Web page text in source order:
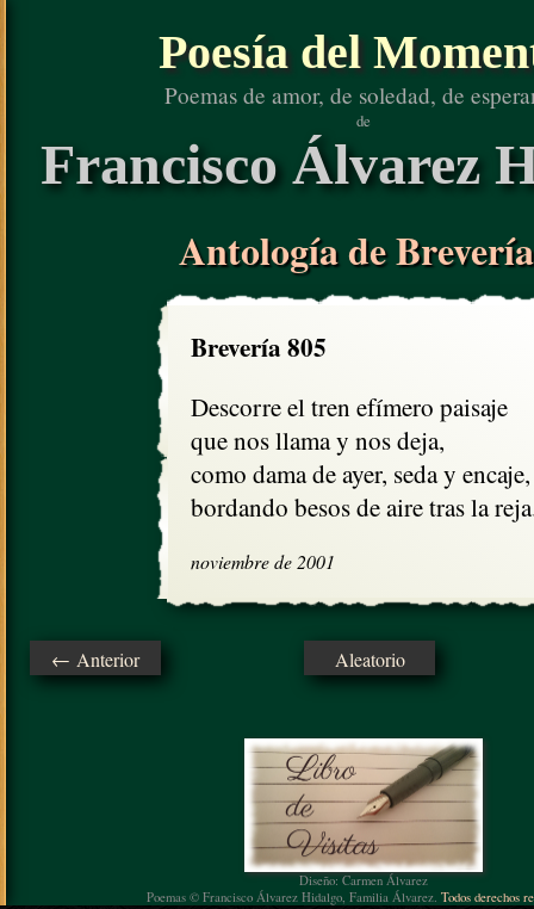
Poesía del
Poemas de amor, de soledad, de
de
Francisco Álvarez
Antología de
Brevería 805
Descorre el tren efímero paisaje
que nos llama y nos deja,
como dama de ayer, seda y encaje,
bordando besos de aire tras la
noviembre de 2001
← Anterior Aleatorio
Diseño: Carmen Álvarez
Poemas © Francisco Álvarez Hidalgo, Familia Álvarez. Todos derechos